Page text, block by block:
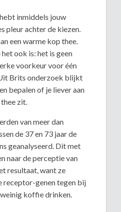
inmiddels jouw
pleur achter de kiezen.
een warme kop thee.
ook is: het is geen
voorkeur voor één
Brits onderzoek blijkt
bepalen of je liever aan
zit.
van meer dan
de 37 en 73 jaar de
geanalyseerd. Dit met
naar de perceptie van
resultaat, want ze
receptor-genen tegen bij
koffie drinken.